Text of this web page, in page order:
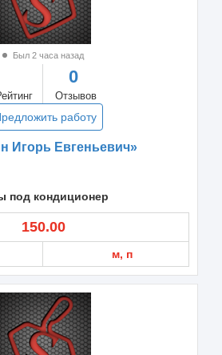
Был 2 часа назад
0
Отзывов
работу
Игорь Евгеньевич»
под кондиционер
150.00
м, п